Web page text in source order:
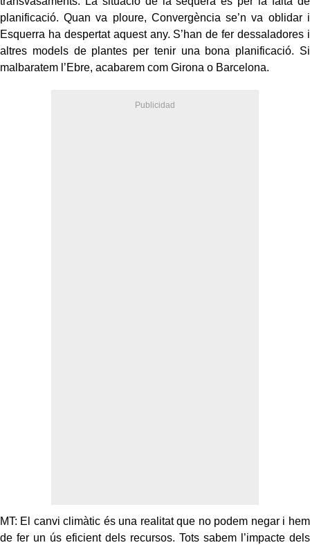
planificació. Quan va ploure, Convergència se’n va oblidar i
Esquerra ha despertat aquest any. S’han de fer dessaladores i
altres models de plantes per tenir una bona planificació. Si
malbaratem l’Ebre, acabarem com Girona o Barcelona.
MT: El canvi climàtic és una realitat que no podem negar i hem
de fer un ús eficient dels recursos. Tots sabem l’impacte dels